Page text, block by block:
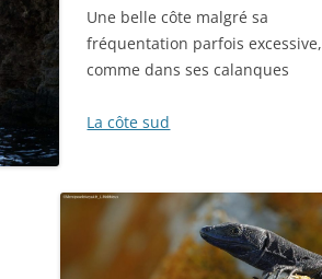
Une belle côte malgré sa
fréquentation parfois excessive,
comme dans ses calanques
La côte sud